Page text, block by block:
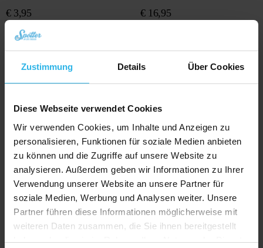
Zustimmung Details Über Cookies
Diese Webseite verwendet Cookies
Wir verwenden Cookies, um Inhalte und Anzeigen zu
personalisieren, Funktionen für soziale Medien anbieten
zu können und die Zugriffe auf unsere Website zu
analysieren. Außerdem geben wir Informationen zu Ihrer
Verwendung unserer Website an unsere Partner für
soziale Medien, Werbung und Analysen weiter. Unsere
Partner führen diese Informationen möglicherweise mit
weiteren Daten zusammen, die Sie ihnen bereitgestellt
haben oder die sie im Rahmen Ihrer Nutzung der Dienste
€3,95 €16,95
Spotter Uhrenarmband –
Klettverschluss & verstellbar – Schwarz
14,95
Tracker X10
€12,95